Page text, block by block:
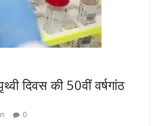
दिवस की 50वीं वर्षगांठ
0